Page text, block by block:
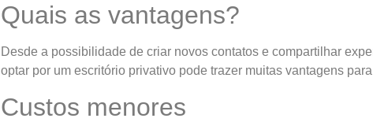
Quais as vantagens?
Desde a possibilidade de criar novos contatos e compartilhar
optar por um escritório privativo pode trazer muitas vantagens
Custos menores